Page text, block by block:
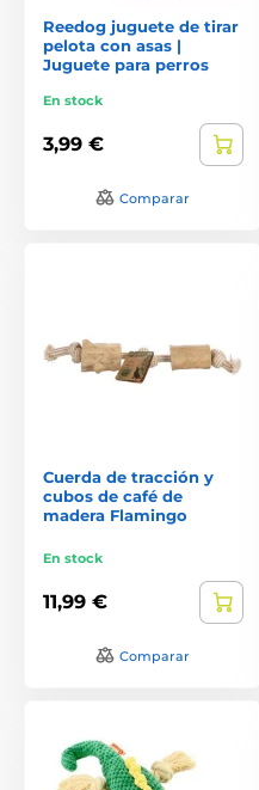
Reedog juguete de tirar
pelota con asas |
Juguete para perros
En stock
3,99 €
Comparar
Cuerda de tracción y
cubos de café de
madera Flamingo
En stock
11,99 €
Comparar